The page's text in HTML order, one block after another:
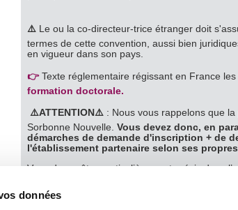
données
⚠️ Le ou la co-directeur-trice étranger doit
termes de cette convention, aussi bien
en vigueur dans son pays.
👉Texte réglementaire régissant en France
formation doctorale.
⚠️ATTENTION⚠️ : Nous vous rappelons que
Sorbonne Nouvelle.Vous devez donc, en
démarches de demande d'inscription + de
l'établissement partenaire selon ses
Vous devez être particulièrement précis dans
Vous devez inscrire obligatoirement le nom et